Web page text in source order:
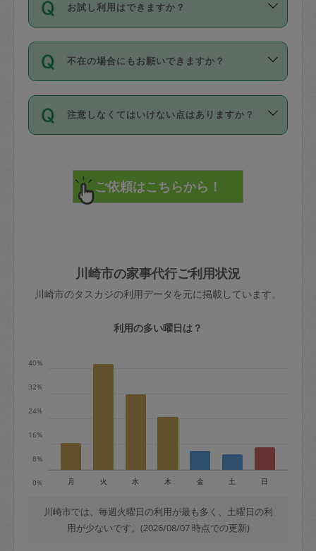
ールに記載していますので、各自の得意
を依頼してください。
※テストセンターの講評は１件目のレビュ
参考
【詳細】タスカジさんの登録に際
す。
写真を撮り、
詳細FAQ：
損害賠償保険について教えて
タスカジさんへ「募集」をかけることが
可能です。
す。
1. 直前キャンセル（定期、スポット契約
共通）
72時間を超える※と、以下のキャンセル
料が発生します。
直前キャンセル料：
72時間前〜24時間前＝依頼料金の50%
依頼者不在による当日キャンセル＝依頼
金額の100%＋交通費全額
※例：依頼日時／土曜日午前9時開始の場
金曜日9時～土曜日8時まで＝依頼金額の
土曜日8時〜実施時間＝依頼金額の100%
＋交通費全額
依頼者不在による当日キャンセル＝依頼
金額の100%＋交通費全額
お試し利用はできますか？
「お試し利用」というメニューはありま
せんが、「一回のみ」依頼を活用するこ
とによって、気に入ったタスカジさんを
まず、条件の合う気になるタスカジさ
みてください。
その後、一番気に入ったタスカジさんに
不在の場合にもお願いできますか？
不在の場合の作業はタスカジさんの同意
が必要です。数回の依頼ののち、タスカ
ジさんと依頼者の間で十分な信頼関係が
てください。
不在時に部屋に入るためにタスカジさん
きた場合は損害保険の対象外となるので
ご注意ください。
注意しなくてはいけない点はありますか？
で、必ず鍵のかかるロッカーや金庫に入
れて依頼者の責任の元管理するよう心掛
けてください。
玉、など
あわせてこちらも参照ください：初めて
はありますか？
川崎市の家事代行ご利用状況
川崎市のタスカジの利用データを元に掲載しています。
利用の多い曜日は？
0%
8%
16%
24%
32%
40%
月 火 水 木 金 土 日
川崎市では、毎週火曜日の利用が最も多く、土曜日の利
用が少ないです。(2026/08/07 時点での更新)